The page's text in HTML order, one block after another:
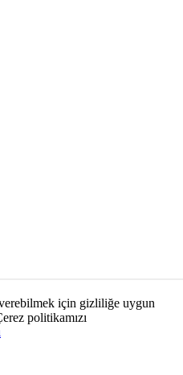
için gizliliğe uygun
politikamızı